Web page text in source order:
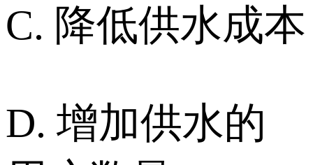
C. 降低供水成本
D. 增加供水的